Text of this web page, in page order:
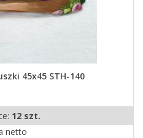
45x45 STH-140
12 szt.
netto